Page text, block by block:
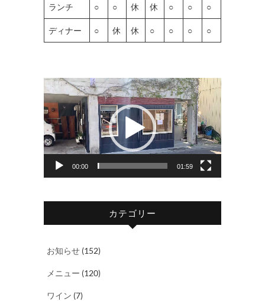
ランチ ○ ○ 休 休 ○ ○ ○
ディナー ○ 休 休 ○ ○ ○ ○
動
画
プ
レ
ー
00:00 01:59
カテゴリー
お知らせ (152)
メニュー (120)
ワイン (7)